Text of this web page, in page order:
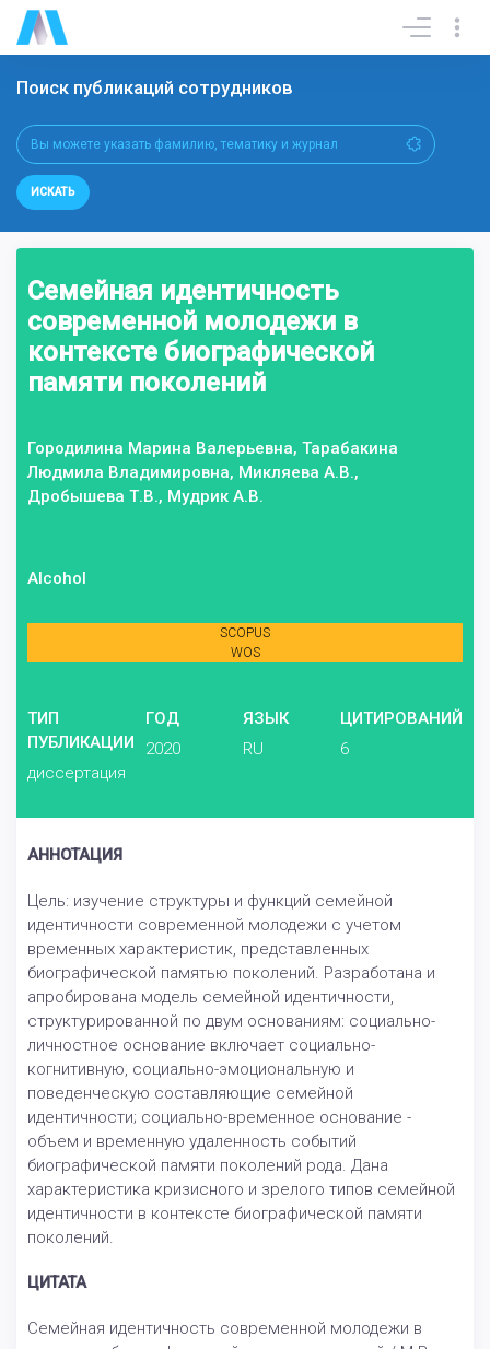
Поиск публикаций сотрудников
ИСКАТЬ
Семейная идентичность
современной молодежи в
контексте биографической
памяти поколений
Городилина Марина Валерьевна, Тарабакина
Людмила Владимировна, Микляева А.В.,
Дробышева Т.В., Мудрик А.В.
Alcohol
SCOPUS
WOS
ТИП
ПУБЛИКАЦИИ
диссертация
ГОД
2020
ЯЗЫК
RU
ЦИТИРОВАНИЙ
6
АННОТАЦИЯ
Цель: изучение структуры и функций семейной
идентичности современной молодежи с учетом
временных характеристик, представленных
биографической памятью поколений. Разработана и
апробирована модель семейной идентичности,
структурированной по двум основаниям: социально-
личностное основание включает социально-
когнитивную, социально-эмоциональную и
поведенческую составляющие семейной
идентичности; социально-временное основание -
объем и временную удаленность событий
биографической памяти поколений рода. Дана
характеристика кризисного и зрелого типов семейной
идентичности в контексте биографической памяти
поколений.
ЦИТАТА
Семейная идентичность современной молодежи в